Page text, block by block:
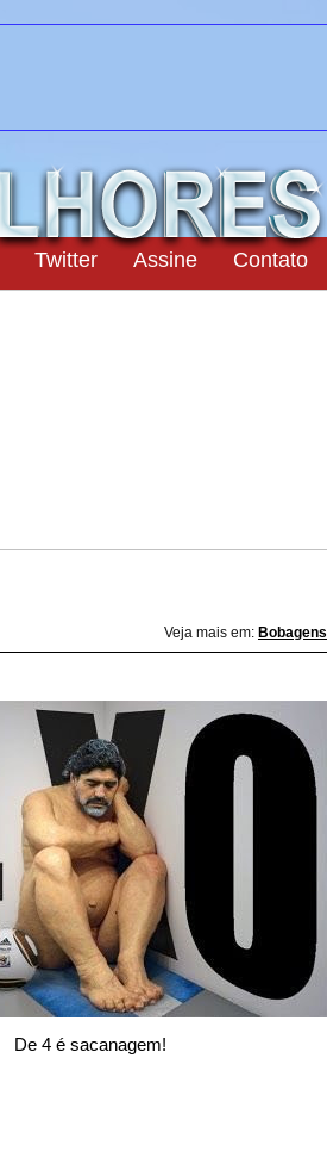
Twitter Assine Contato
Veja mais em: Bobagens
De 4 é sacanagem!